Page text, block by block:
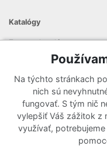
Katalógy
Zoznam katalógov
Zaregistrujte sa k odberu
ujsť žiadne ponuky ani
Na týchto stránkach
nich sú
fungovať. S tým nič
vylepšiť Váš zážitok z
využívať,